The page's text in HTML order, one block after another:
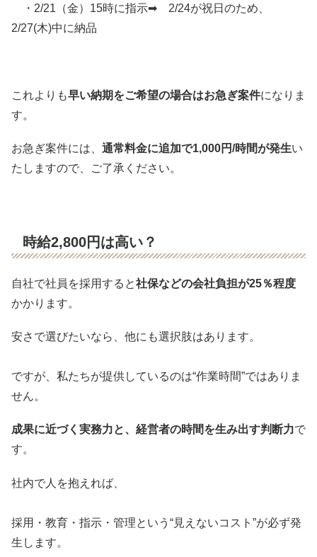
・2/21（金）15時に指示➡ 2/24が祝日のため、
2/27(木)中に納品
これよりも早い納期をご希望の場合はお急ぎ案件になりま
す。
お急ぎ案件には、 通常料金に追加で1,000円/時間が発生い
たしますので、ご了承ください。
時給2,800円は高い？
自社で社員を採用すると社保などの会社負担が25％程度
かかります。
安さで選びたいなら、他にも選択肢はあります。
ですが、私たちが提供しているのは“作業時間”ではありま
せん。
成果に近づく実務力と、経営者の時間を生み出す判断力で
す。
社内で人を抱えれば、
採用・教育・指示・管理という“見えないコスト”が必ず発
生します。